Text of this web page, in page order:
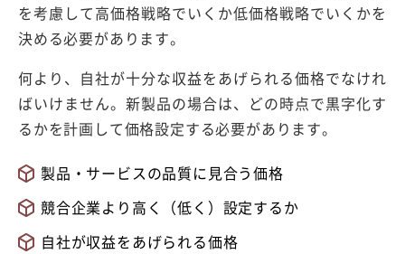
を考慮して高価格戦略でいくか低価格戦略でいくかを
決める必要があります。
何より、自社が十分な収益をあげられる価格でなけれ
ばいけません。新製品の場合は、どの時点で黒字化す
るかを計画して価格設定する必要があります。
製品・サービスの品質に見合う価格
競合企業より高く（低く）設定するか
自社が収益をあげられる価格